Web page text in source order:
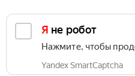
Я не робот
Нажмите, чтобы
Yandex SmartCaptcha